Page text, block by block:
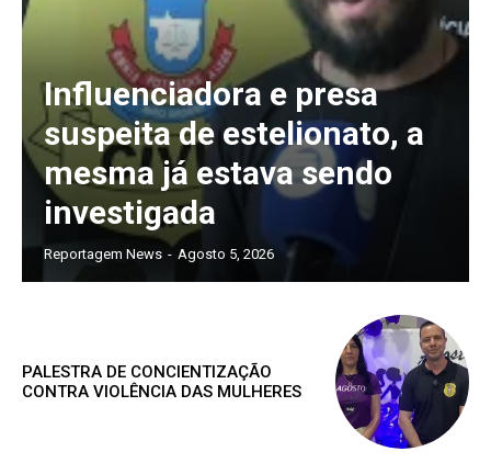
Influenciadora e presa
suspeita de estelionato, a
mesma já estava sendo
investigada
Reportagem News - Agosto 5, 2026
PALESTRA DE CONCIENTIZAÇÃO
CONTRA VIOLÊNCIA DAS MULHERES